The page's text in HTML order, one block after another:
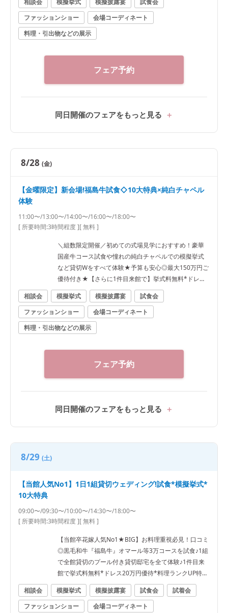
相談会 模擬挙式 模擬披露宴
試食会
ファッションショー
会場コーディネート
料理・引出物などの展示
フェア予約
同日開催のフェアをもっと見る
8/28 (金)
【金曜限定】新会場!福島牛試食◇10大特典×純白チャペル
体験
11:00〜/13:00〜/14:00〜/16:00〜/18:00〜
[ 所要時間:3時間程度][ 無料 ]
＼組数限定開催／初めての式場見学におすすめ！豪華
国産牛コース試食や憧れの純白チャペルでの模擬挙式
など貸切Wをすべて体験★予算も安心◎最大150万円ご
優待付き★【さらに1件目来館で】挙式料無料*ドレス2
0万優待
相談会 模擬挙式 模擬披露宴
試食会
ファッションショー
会場コーディネート
料理・引出物などの展示
フェア予約
同日開催のフェアをもっと見る
8/29 (土)
【当館人気No1】1日1組貸切ウェディング!試食*模擬挙式*
10大特典
09:00〜/09:30〜/10:00〜/14:30〜/18:00〜
[ 所要時間:3時間程度][ 無料 ]
【当館卒花嫁人気No1★BIG】お料理重視必見！口コミ
◎黒毛和牛『福島牛』オマール等3万コースを試食♪1組
で全館貸切のプール付き貸切邸宅を全て体験♪1件目来
館で挙式料無料*ドレス20万円優待*料理ランクUP特典
♪ ●＼料理で選ばれてNo1★／福島県料理ランキング1
位★ゲストも大満足の料理を無料試食！3万相当福島牛
*オマール絶品コース試食★ ●郡山駅10分の好立地×非
相談会 模擬挙式 模擬披露宴 試食会
試着会
ファッションショー
会場コーディネート